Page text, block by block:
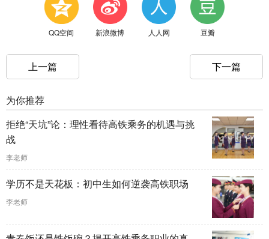
QQ空间 新浪微博 人人网 豆瓣
上一篇 下一篇
为你推荐
拒绝“天坑”论：理性看待高铁乘务的机遇与挑
战
李老师
学历不是天花板：初中生如何逆袭高铁职场
李老师